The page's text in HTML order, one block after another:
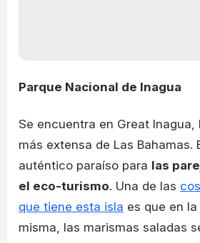
Parque Nacional de Inagua
Se encuentra en Great Inagua,
más extensa de Las Bahamas.
auténtico paraíso para las
el eco-turismo. Una de las
que tiene esta isla es que en
misma, las marismas saladas